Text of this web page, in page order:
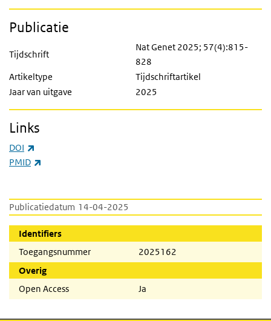
Publicatiedatum 14-04-2025
Identifiers
Toegangsnummer
2025162
Overig
Open Access
Ja
Publicatie
Tijdschrift
Nat Genet 2025; 57(4):815-
828
Artikeltype
Tijdschriftartikel
Jaar van uitgave
2025
Links
DOI
PMID